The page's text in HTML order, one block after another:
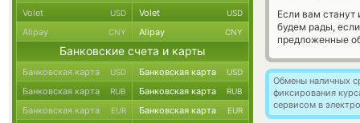
Если вам
будем рады,
предложенные
Обмены наличных
фиксирования
сервисом в
Volet USD Volet USD
Alipay CNY Alipay CNY
Банковские счета и карты
Банковская карта USD Банковская карта USD
Банковская карта RUB Банковская карта RUB
Банковская карта EUR Банковская карта EUR